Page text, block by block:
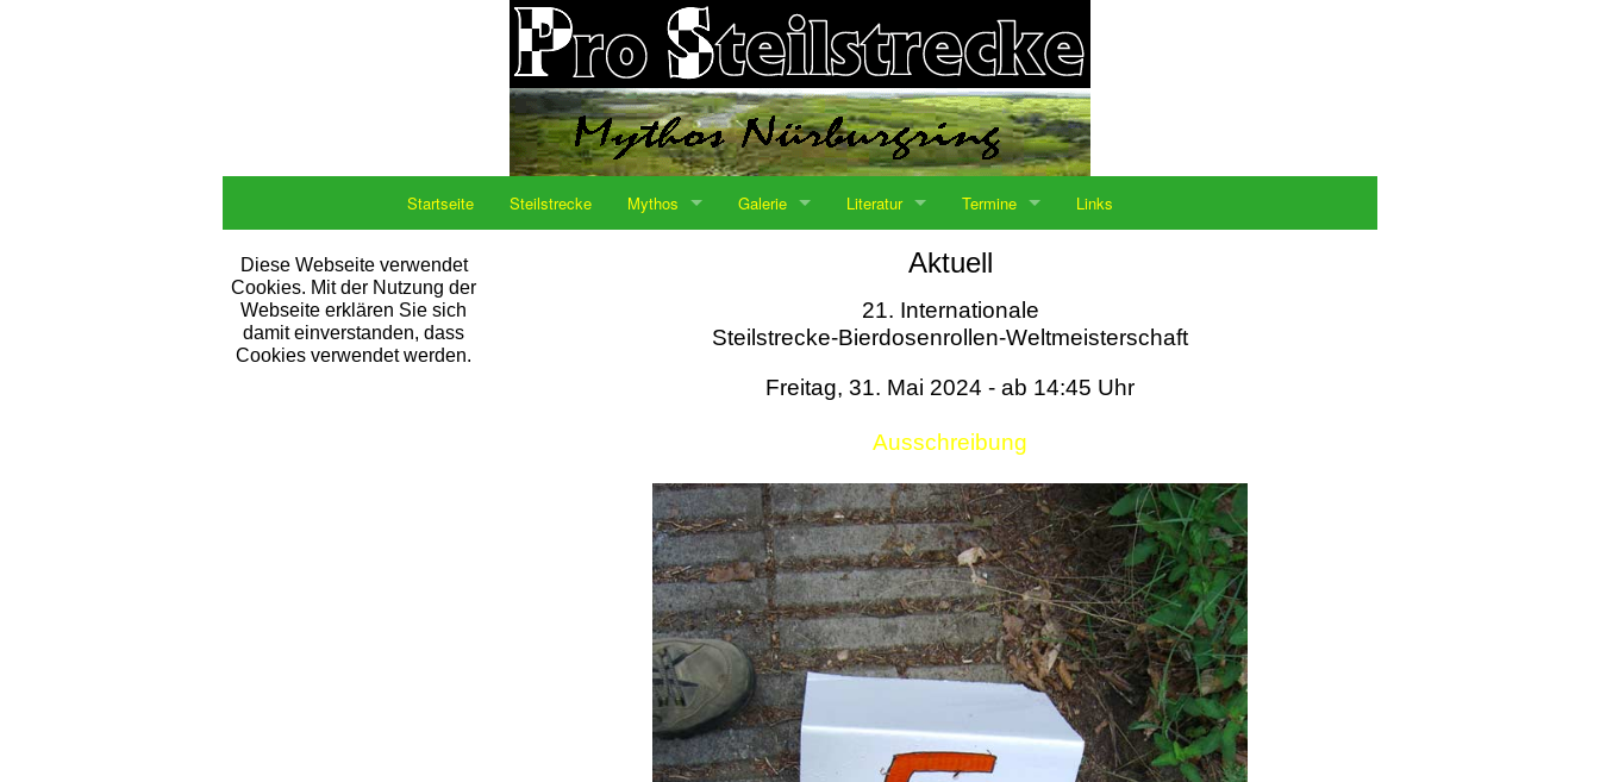
Startseite Steilstrecke Mythos Galerie Literatur Termine Links
Diese Webseite verwendet
Cookies. Mit der Nutzung der
Webseite erklären Sie sich
damit einverstanden, dass
Cookies verwendet werden.
Aktuell
21. Internationale
Steilstrecke-Bierdosenrollen-Weltmeisterschaft
Freitag, 31. Mai 2024 - ab 14:45 Uhr
Ausschreibung